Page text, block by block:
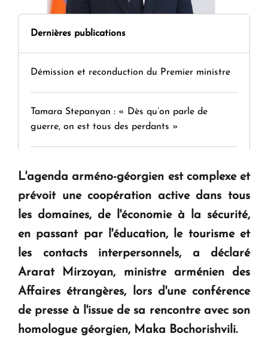
Dernières publications
Démission et reconduction du Premier ministre
Tamara Stepanyan : « Dès qu’on parle de
guerre, on est tous des perdants »
question d'un référendum ne se pose pas. "
KASA : 30 ans d'audace, de résilience et d'avenir
en Arménie
Le premier hôtel Hyatt Regency d'Arménie
ouvrira ses portes à Dilijan
L'agenda arméno-géorgien est complexe et
prévoit une coopération active dans tous
les domaines, de l'économie à la sécurité,
en passant par l'éducation, le tourisme et
les contacts interpersonnels, a déclaré
Ararat Mirzoyan, ministre arménien des
Affaires étrangères, lors d'une conférence
de presse à l'issue de sa rencontre avec son
homologue géorgien, Maka Bochorishvili.